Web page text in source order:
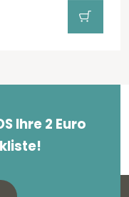
Ihre 2 Euro